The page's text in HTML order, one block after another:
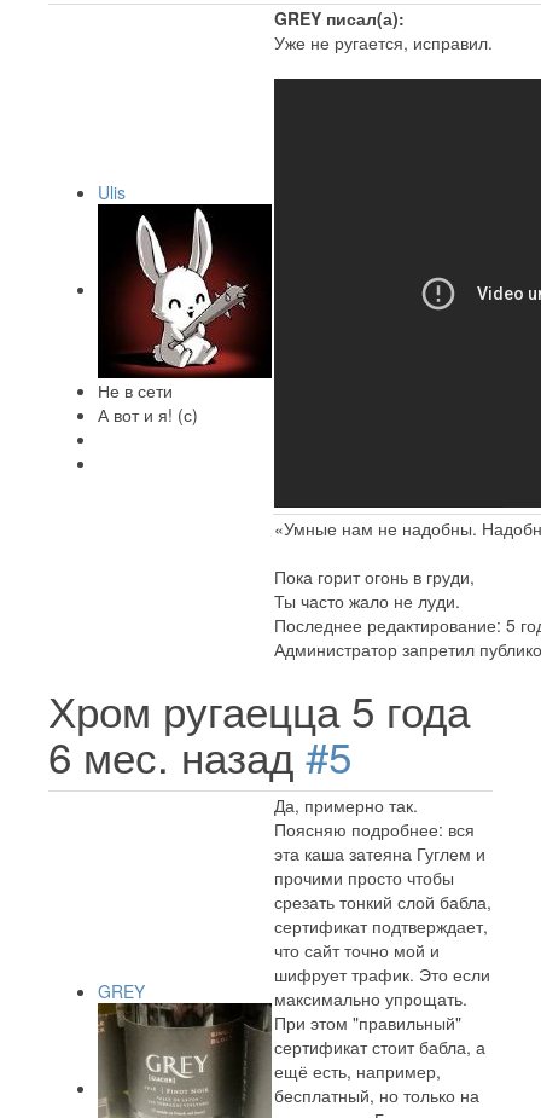
Ulis
Не в сети
А вот и я! (с)
GREY писал(а):
Уже не ругается, исправил.
«Умные нам не надобны.
Пока горит огонь в груди,
Ты часто жало не луди.
Последнее редактирование: 5
Администратор запретил
Хром ругаецца 5 года
6 мес. назад #5
GREY
Да, примерно так.
Поясняю подробнее: вся
эта каша затеяна Гуглем и
прочими просто чтобы
срезать тонкий слой бабла,
сертификат подтверждает,
что сайт точно мой и
шифрует трафик. Это если
максимально упрощать.
При этом "правильный"
сертификат стоит бабла, а
ещё есть, например,
бесплатный, но только на